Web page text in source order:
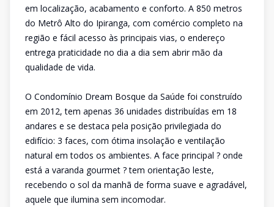
em localização, acabamento e conforto. A 850 metros
do Metrô Alto do Ipiranga, com comércio completo na
região e fácil acesso às principais vias, o endereço
entrega praticidade no dia a dia sem abrir mão da
qualidade de vida.
O Condomínio Dream Bosque da Saúde foi construído
em 2012, tem apenas 36 unidades distribuídas em 18
andares e se destaca pela posição privilegiada do
edifício: 3 faces, com ótima insolação e ventilação
natural em todos os ambientes. A face principal ? onde
está a varanda gourmet ? tem orientação leste,
recebendo o sol da manhã de forma suave e agradável,
aquele que ilumina sem incomodar.